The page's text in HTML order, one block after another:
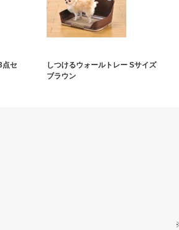
点セ
しつけるウォールトレー Sサイズ
ブラウン